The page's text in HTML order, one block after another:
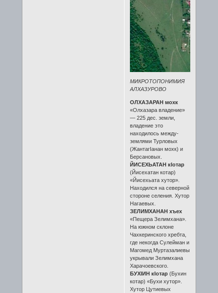
МИКРОТОПОНИМИЯ
АЛХАЗУРОВО
ОЛХАЗАРАН мохк
«Олхазара владение»
— 225 дес. земли,
владение это
находилось между-
землями Турловых
(ЖантагӀанан мохк) и
Берсановых.
ЙИСЕХЬАТАН кӀотар
(Йисехатан котар)
«Йисехьата хутор».
Находился на северной
стороне селения. Хутор
Нагаевых.
ЗЕЛИМХАНАН хъех
«Пещера Зелимхана».
На южном склоне
Чахкеринского хребта,
где некогда Сулейман и
Магомед Муртазалиевы
укрывали Зелимхана
Харачоевского.
БУХӀИН кӀотар(Бухин
котар) «Бухи хутор».
Хутор Цутиевых